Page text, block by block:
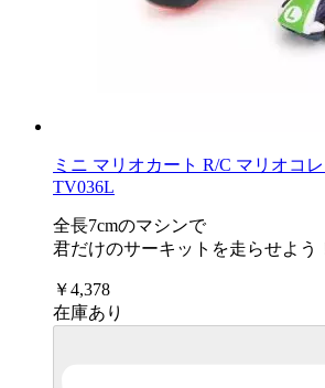
ミニ マリオカート R/C マリオコ
TV036L
全長7cmのマシンで
君だけのサーキットを走らせよう
￥4,378
在庫あり